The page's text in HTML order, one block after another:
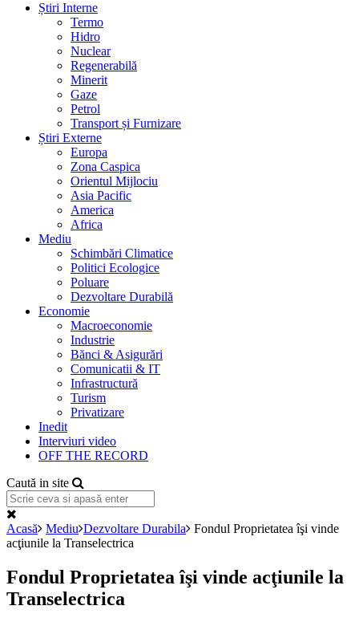
Știri Interne
Termo
Hidro
Nuclear
Regenerabilă
Minerit
Gaze
Petrol
Transport și Furnizare
Știri Externe
Europa
Zona Caspica
Orientul Mijlociu
Asia Pacific
America
Africa
Mediu
Schimbări Climatice
Politici Ecologice
Poluare
Dezvoltare Durabilă
Economie
Macroeconomie
Industrie
Bănci & Asigurări
Comunicatii & IT
Infrastructură
Turism
Privatizare
Inedit
Interviuri video
OFF THE RECORD
Caută in site
Acasă Mediu Dezvoltare Durabila
Fondul Proprietatea îşi vinde
acţiunile la Transelectrica
Fondul Proprietatea îşi vinde acţiunile la
Transelectrica